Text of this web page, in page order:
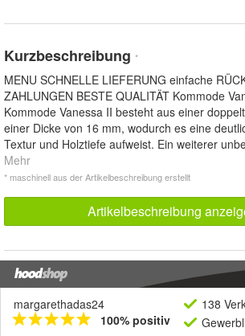
Kurzbeschreibung *
MENU SCHNELLE LIEFERUNG einfache
ZAHLUNGEN BESTE QUALITÄT Kommode
Kommode Vanessa II besteht aus einer
einer Dicke von 16 mm, wodurch es eine
Textur und Holztiefe aufweist. Ein weiterer
Mehr
* maschinell aus der Artikelbeschreibung erstellt
Artikelbeschreibung
margarethadas24
100% positiv
138